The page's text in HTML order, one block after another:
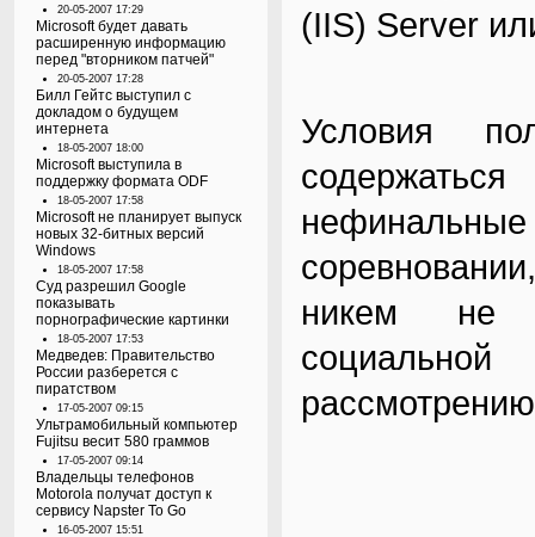
20-05-2007 17:29
Microsoft будет давать
расширенную информацию
перед "вторником патчей"
20-05-2007 17:28
Билл Гейтс выступил с
докладом о будущем
интернета
18-05-2007 18:00
Microsoft выступила в
поддержку формата ODF
18-05-2007 17:58
Microsoft не планирует выпуск
новых 32-битных версий
Windows
18-05-2007 17:58
Суд разрешил Google
показывать
порнографические картинки
18-05-2007 17:53
Медведев: Правительство
России разберется с
пиратством
17-05-2007 09:15
Ультрамобильный компьютер
Fujitsu весит 580 граммов
17-05-2007 09:14
Владельцы телефонов
Motorola получат доступ к
сервису Napster To Go
16-05-2007 15:51
(IIS) Server
Условия
никем не